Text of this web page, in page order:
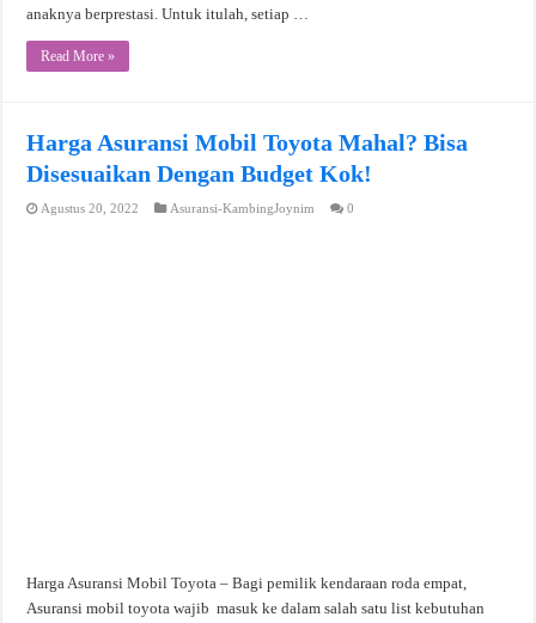
anaknya berprestasi. Untuk itulah, setiap …
Read More »
Harga Asuransi Mobil Toyota Mahal? Bisa
Disesuaikan Dengan Budget Kok!
Agustus 20, 2022 Asuransi-KambingJoynim 0
Harga Asuransi Mobil Toyota – Bagi pemilik kendaraan roda empat,
Asuransi mobil toyota wajib masuk ke dalam salah satu list kebutuhan